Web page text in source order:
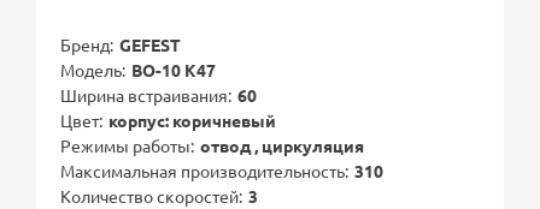
Бренд GEFEST
Модель ВО-10 К47
Ширина встраивания 60
Цвет корпус: коричневый
Режимы работы отвод , циркуляция
Максимальная производительность 310
Количество скоростей 3